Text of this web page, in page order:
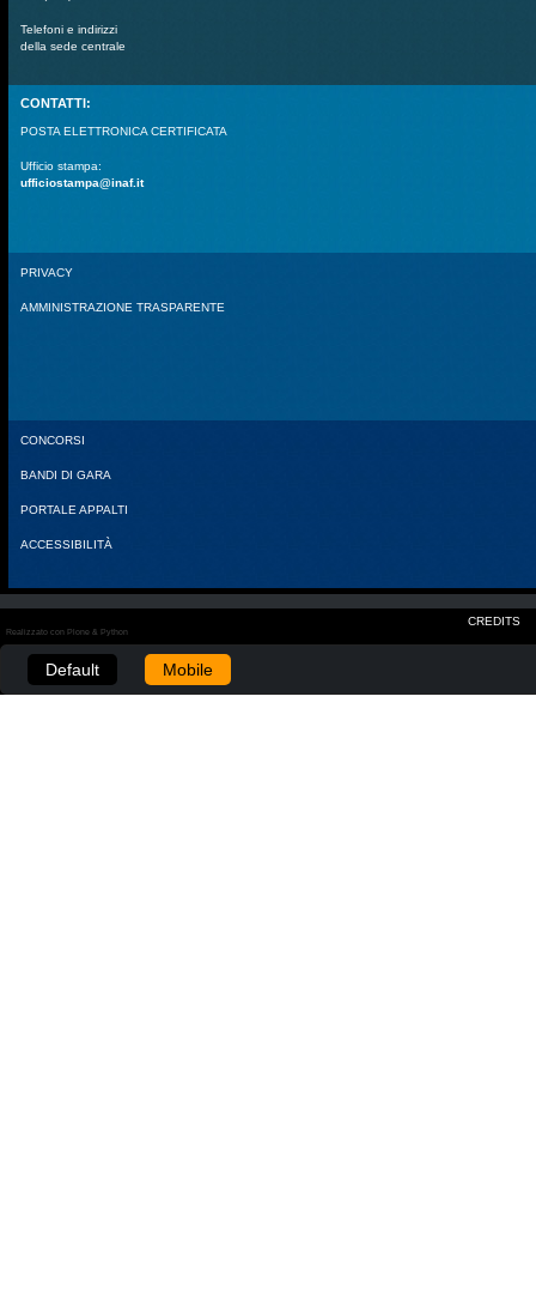
Telefoni e indirizzi
della sede centrale
CONTATTI:
POSTA ELETTRONICA CERTIFICATA
Ufficio stampa:
ufficiostampa@inaf.it
PRIVACY
AMMINISTRAZIONE TRASPARENTE
CONCORSI
BANDI DI GARA
PORTALE APPALTI
ACCESSIBILITÀ
CREDITS
Realizzato con Plone & Python
Default Mobile